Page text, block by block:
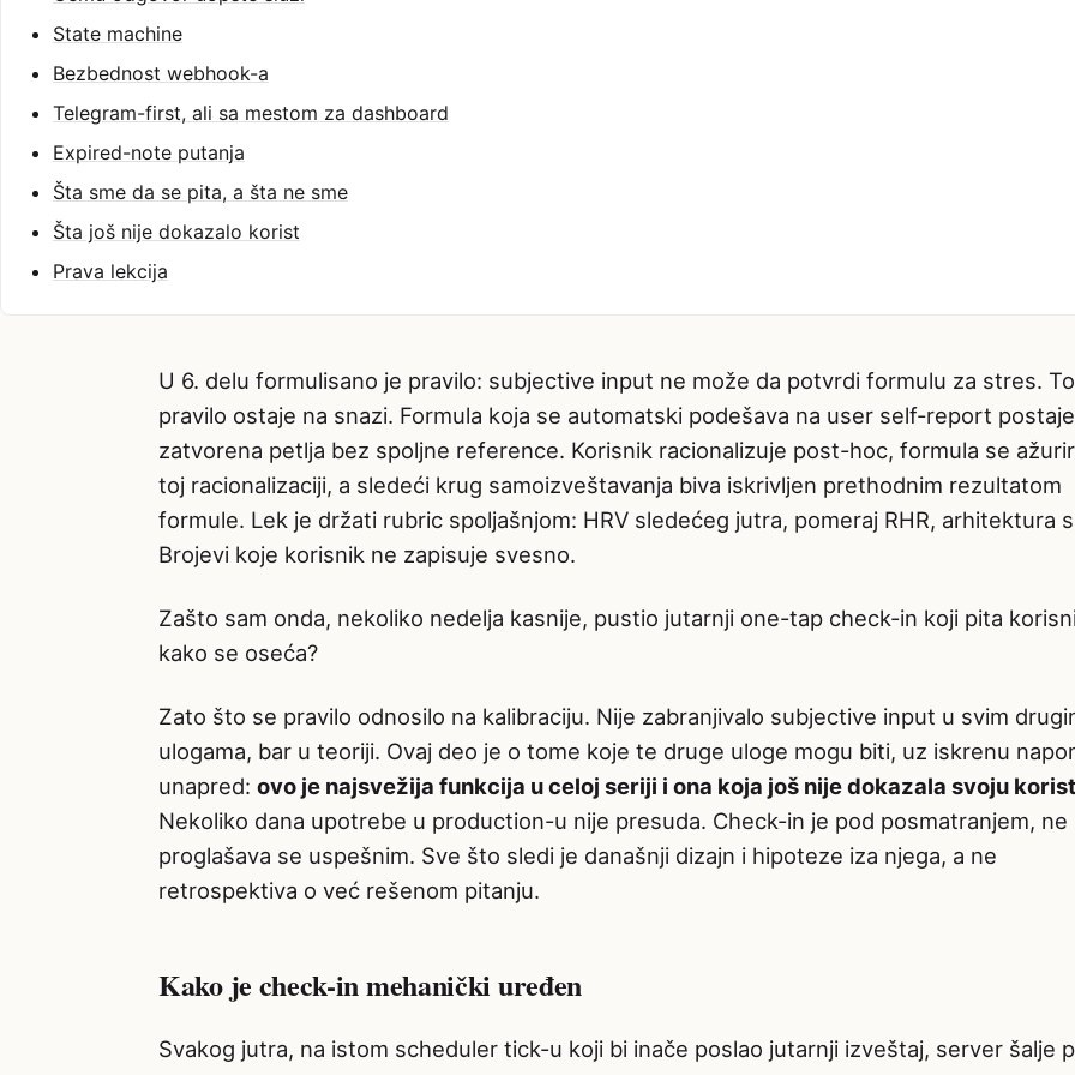
State machine
Bezbednost webhook-a
Telegram-first, ali sa mestom za dashboard
Expired-note putanja
Šta sme da se pita, a šta ne sme
Šta još nije dokazalo korist
Prava lekcija
U 6. delu formulisano je pravilo: subjective input ne može da potvrdi formulu za stres. To
pravilo ostaje na snazi. Formula koja se automatski podešava na user self-report postaje
zatvorena petlja bez spoljne reference. Korisnik racionalizuje post-hoc, formula se
toj racionalizaciji, a sledeći krug samoizveštavanja biva iskrivljen prethodnim rezultatom
formule. Lek je držati rubric spoljašnjom: HRV sledećeg jutra, pomeraj RHR, arhitektura
Brojevi koje korisnik ne zapisuje svesno.
Zašto sam onda, nekoliko nedelja kasnije, pustio jutarnji one-tap check-in koji pita
kako se oseća?
Zato što se pravilo odnosilo na kalibraciju. Nije zabranjivalo subjective input u svim
ulogama, bar u teoriji. Ovaj deo je o tome koje te druge uloge mogu biti, uz iskrenu
unapred: ovo je najsvežija funkcija u celoj seriji i ona koja još nije dokazala svoju
Nekoliko dana upotrebe u production-u nije presuda. Check-in je pod posmatranjem, ne
proglašava se uspešnim. Sve što sledi je današnji dizajn i hipoteze iza njega, a ne
retrospektiva o već rešenom pitanju.
Kako je check-in mehanički uređen
Svakog jutra, na istom scheduler tick-u koji bi inače poslao jutarnji izveštaj, server šalje